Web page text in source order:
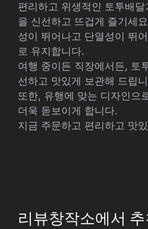
편리하고 위생적인 토투배
을 신선하고 뜨겁게 즐기세
성이 뛰어나고 단열성이 뛰
로 유지합니다.
여행 중이든 직장에서든, 토
선하고 맛있게 보관해 드립
또한, 유행에 맞는 디자인으
더욱 돋보이게 합니다.
지금 주문하고 편리하고 맛
리뷰창작소에서 추